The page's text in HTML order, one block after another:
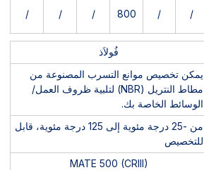
/
/
800
/
/
/
فُولاَذ
يمكن تخصيص موانع التسرب المصنوعة من
مطاط النتريل (NBR) لتلبية ظروف العمل/
الوسائط الخاصة بك.
من -25 درجة مئوية إلى 125 درجة مئوية، قابل
للتخصيص
MATE 500 (CRIII)